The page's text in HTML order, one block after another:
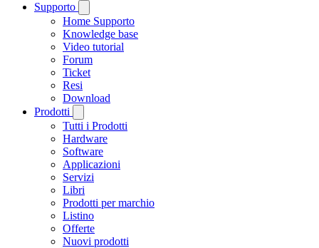
Supporto
Home Supporto
Knowledge base
Video tutorial
Forum
Ticket
Resi
Download
Prodotti
Tutti i Prodotti
Hardware
Software
Applicazioni
Servizi
Libri
Prodotti per marchio
Listino
Offerte
Nuovi prodotti